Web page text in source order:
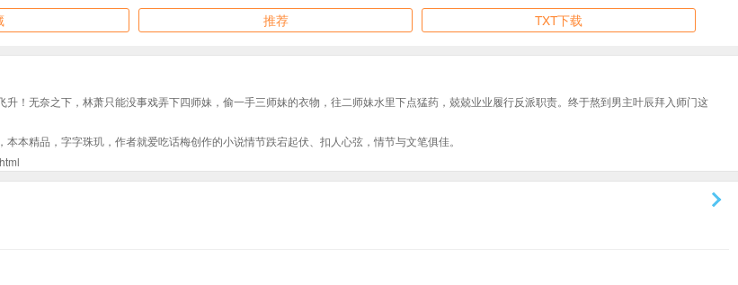
推荐 TXT下载
！无奈之下，林萧只能没事戏弄下四师妹，偷一手三师妹的衣物，往二师妹水里下点猛药，兢兢业业履行反派职责。终于熬到男主叶辰拜入师门这
本本精品，字字珠玑，作者就爱吃话梅创作的小说情节跌宕起伏、扣人心弦，情节与文笔俱佳。